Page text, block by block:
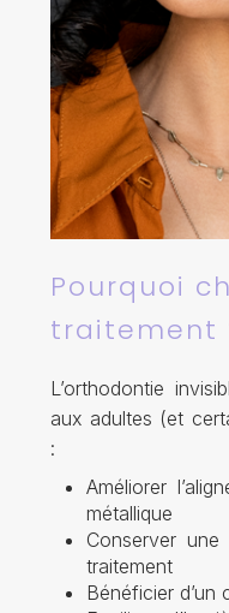
Pourquoi
traitement
L’orthodontie
aux adultes (et
:
Améliorer
métallique
Conserver
traitement
Bénéficier d’un